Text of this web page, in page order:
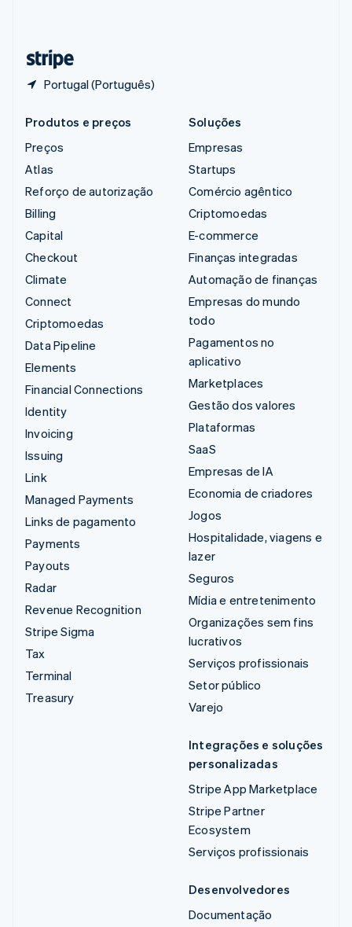
Portugal (Português)
Produtos e preços
Preços
Atlas
Reforço de autorização
Billing
Capital
Checkout
Climate
Connect
Criptomoedas
Data Pipeline
Elements
Financial Connections
Identity
Invoicing
Issuing
Link
Managed Payments
Links de pagamento
Payments
Payouts
Radar
Revenue Recognition
Stripe Sigma
Tax
Terminal
Treasury
Soluções
Empresas
Startups
Comércio agêntico
Criptomoedas
E-commerce
Finanças integradas
Automação de finanças
Empresas do mundo
todo
Pagamentos no
aplicativo
Marketplaces
Gestão dos valores
Plataformas
SaaS
Empresas de IA
Economia de criadores
Jogos
Hospitalidade, viagens e
lazer
Seguros
Mídia e entretenimento
Organizações sem fins
lucrativos
Serviços profissionais
Setor público
Varejo
Integrações e soluções
personalizadas
Stripe App Marketplace
Stripe Partner
Ecosystem
Serviços profissionais
Desenvolvedores
Documentação